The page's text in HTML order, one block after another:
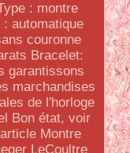
: montre
: automatique
couronne
Bracelet:
garantissons
marchandises
de l'horloge
Bon état, voir
Montre
LeCoultre